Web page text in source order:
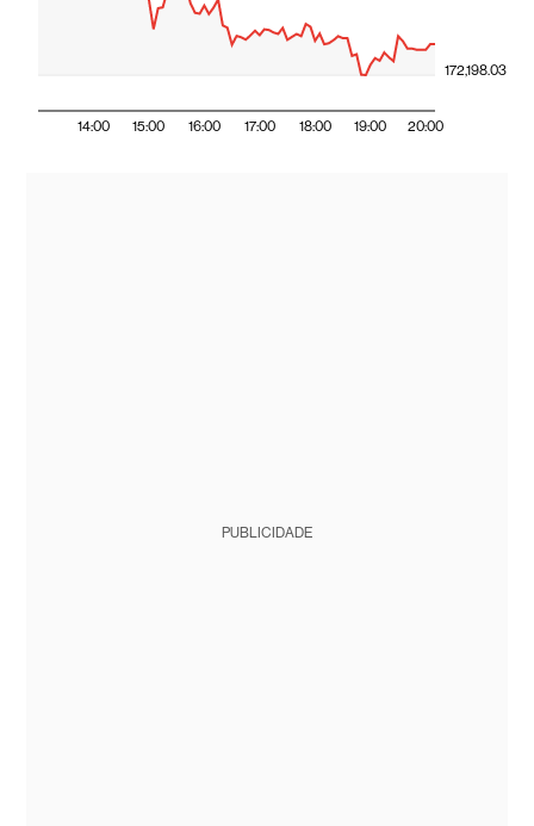
14:00 15:00 16:00 17:00 18:00 19:00 20:00
172,198.03
PUBLICIDADE